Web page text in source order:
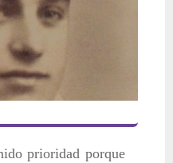
prioridad porque